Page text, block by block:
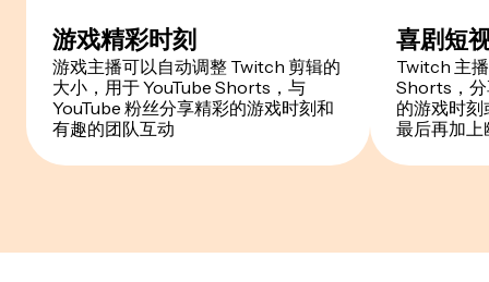
游戏精彩时刻
游戏主播可以自动调整 Twitch 剪辑的
大小，用于 YouTube Shorts，与
YouTube 粉丝分享精彩的游戏时刻和
有趣的团队互动
喜剧短
Twitch 主
Shorts，分
的游戏时
最后再加上